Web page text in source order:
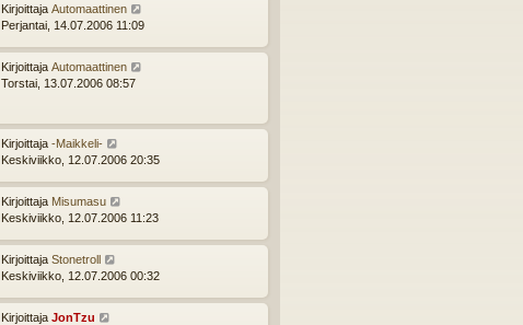
Kirjoittaja Automaattinen
Perjantai, 14.07.2006 11:09
Kirjoittaja Automaattinen
Torstai, 13.07.2006 08:57
Kirjoittaja -Maikkeli-
Keskiviikko, 12.07.2006 20:35
Kirjoittaja Misumasu
Keskiviikko, 12.07.2006 11:23
Kirjoittaja Stonetroll
Keskiviikko, 12.07.2006 00:32
Kirjoittaja JonTzu